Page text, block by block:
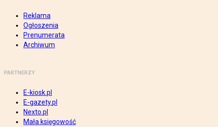
Reklama
Ogłoszenia
Prenumerata
Archiwum
PARTNERZY
E-kiosk.pl
E-gazety.pl
Nexto.pl
Mała księgowość